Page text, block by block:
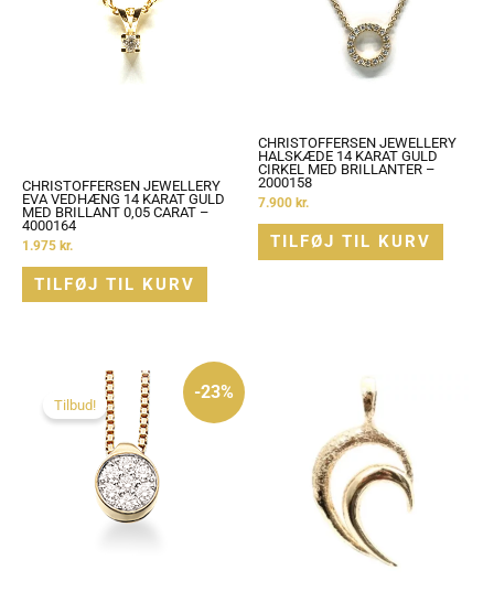
CHRISTOFFERSEN JEWELLERY
EVA VEDHÆNG 14 KARAT GULD
MED BRILLANT 0,05 CARAT –
4000164
1.975 kr.
TILFØJ TIL KURV
CHRISTOFFERSEN JEWELLERY
HALSKÆDE 14 KARAT GULD
CIRKEL MED BRILLANTER –
2000158
7.900 kr.
TILFØJ TIL KURV
-23%
Tilbud!
oprindelige
pris
var:
6.495 kr..
Den
aktuelle
pris
4.995 kr..